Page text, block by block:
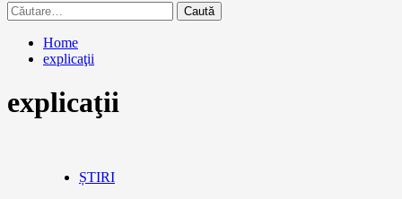
Caută
după:
Home
explicaţii
explicaţii
ȘTIRI